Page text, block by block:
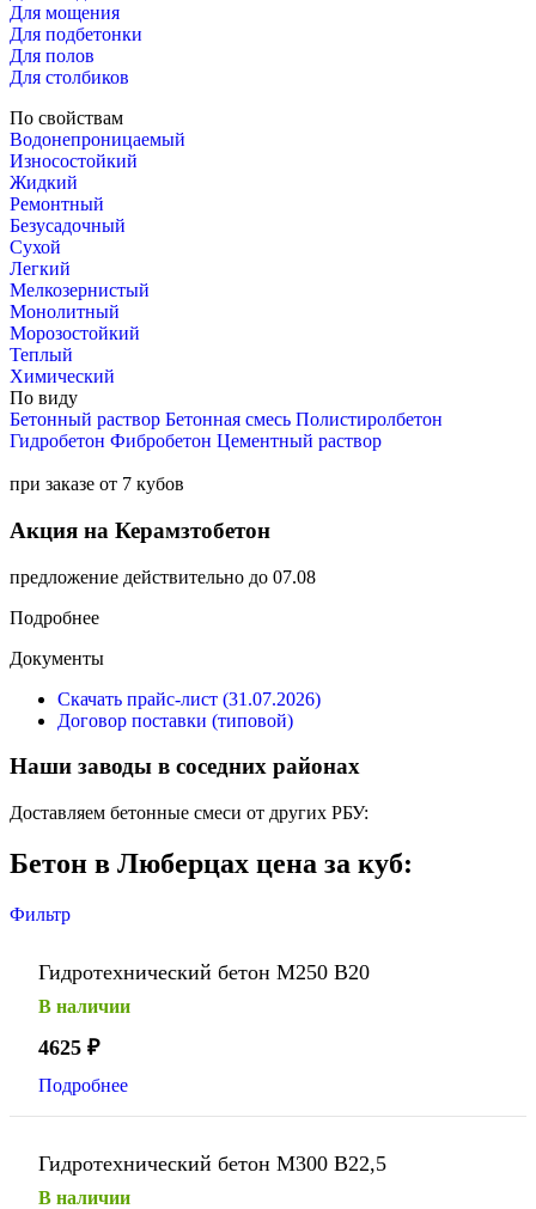
Для мощения
Для подбетонки
Для полов
Для столбиков
По свойствам
Водонепроницаемый
Износостойкий
Жидкий
Ремонтный
Безусадочный
Сухой
Легкий
Мелкозернистый
Монолитный
Морозостойкий
Теплый
Химический
По виду
Бетонный раствор Бетонная смесь Полистиролбетон
Гидробетон Фибробетон Цементный раствор
при заказе от 7 кубов
Акция на Керамзтобетон
предложение действительно до 07.08
Подробнее
Документы
Скачать прайс-лист (31.07.2026)
Договор поставки (типовой)
Наши заводы в соседних районах
Доставляем бетонные смеси от других РБУ:
Бетон в Люберцах цена за куб:
Фильтр
Гидротехнический бетон М250 В20
В наличии
4625 ₽
Подробнее
Гидротехнический бетон М300 В22,5
В наличии